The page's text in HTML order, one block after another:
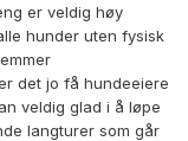
er veldig høy
hunder uten fysisk
det jo få hundeeiere
veldig glad i å løpe
langturer som går